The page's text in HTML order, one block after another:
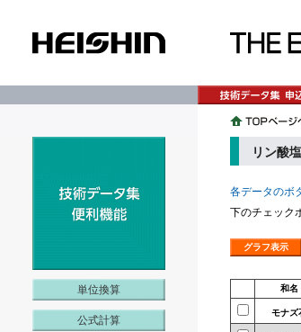
単位換算
公式計算
リン酸
各データのボ
下のチェック
和名
モナズ